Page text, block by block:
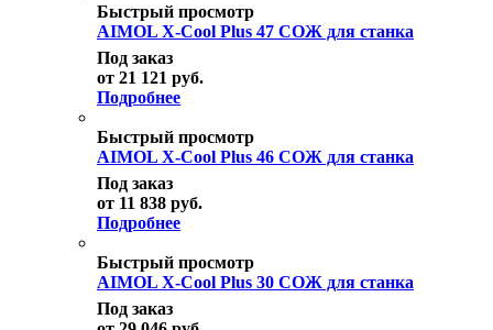
Быстрый просмотр
AIMOL X-Cool Plus 47 СОЖ для станка
Под заказ
от 21 121 руб.
Подробнее
Быстрый просмотр
AIMOL X-Cool Plus 46 СОЖ для станка
Под заказ
от 11 838 руб.
Подробнее
Быстрый просмотр
AIMOL X-Cool Plus 30 СОЖ для станка
Под заказ